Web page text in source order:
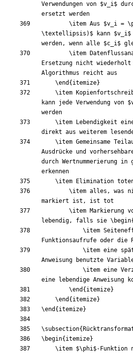
Verwendungen von $v i$
\item Aus $v i =
\textellipsis ) $ kann $v i$
werden, wenn alle $c i$
\item
Ersetzung nicht
\end { itemize}
\item
kann jede Verwendung von $
\item Lebendigkeit
\item Gemeinsame
Ausdrücke und
durch Wertnummerierung
\item Elimination
\item alles, was
\item Markierung
lebendig, falls sie \begin{
\item
\item eine
\item eine
\end { itemize}
\end { itemize}
\end { itemize}
\subsection{
\begin{ itemize}
\item $\phi$-Funktion